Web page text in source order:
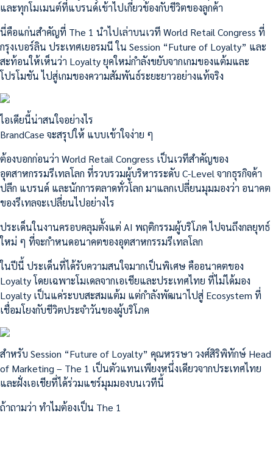
และทุกโมเมนต์ที่แบรนด์เข้าไปเกี่ยวข้องกับชีวิตของลูกค้า
นี่คือแก่นสำคัญที่ The 1 นำไปเล่าบนเวที World Retail Congress ที่
กรุงเบอร์ลิน ประเทศเยอรมนี ใน Session “Future of Loyalty” และ
สะท้อนให้เห็นว่า Loyalty ยุคใหม่กำลังขยับจากเกมของแต้มและ
โปรโมชัน ไปสู่เกมของความสัมพันธ์ระยะยาวอย่างแท้จริง
ไอเดียนี้น่าสนใจอย่างไร
BrandCase จะสรุปให้ แบบเข้าใจง่าย ๆ
ต้องบอกก่อนว่า World Retail Congress เป็นเวทีสำคัญของ
อุตสาหกรรมรีเทลโลก ที่รวบรวมผู้บริหารระดับ C-Level จากธุรกิจค้า
ปลีก แบรนด์ และนักการตลาดทั่วโลก มาแลกเปลี่ยนมุมมองว่า อนาคต
ของรีเทลจะเปลี่ยนไปอย่างไร
ประเด็นในงานครอบคลุมตั้งแต่ AI พฤติกรรมผู้บริโภค ไปจนถึงกลยุทธ์
ใหม่ ๆ ที่จะกำหนดอนาคตของอุตสาหกรรมรีเทลโลก
ในปีนี้ ประเด็นที่ได้รับความสนใจมากเป็นพิเศษ คืออนาคตของ
Loyalty โดยเฉพาะโมเดลจากเอเชียและประเทศไทย ที่ไม่ได้มอง
Loyalty เป็นแค่ระบบสะสมแต้ม แต่กำลังพัฒนาไปสู่ Ecosystem ที่
เชื่อมโยงกับชีวิตประจำวันของผู้บริโภค
สำหรับ Session “Future of Loyalty” คุณหรรษา วงศ์สิริพิทักษ์ Head
of Marketing – The 1 เป็นตัวแทนเพียงหนึ่งเดียวจากประเทศไทย
และฝั่งเอเชียที่ได้ร่วมแชร์มุมมองบนเวทีนี้
ถ้าถามว่า ทำไมต้องเป็น The 1